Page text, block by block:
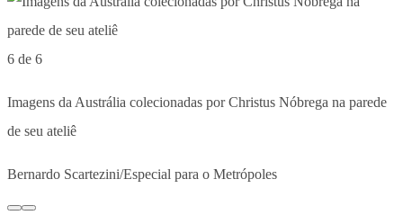
6 de 6
Imagens da Austrália colecionadas por Christus Nóbrega na parede
de seu ateliê
Bernardo Scartezini/Especial para o Metrópoles